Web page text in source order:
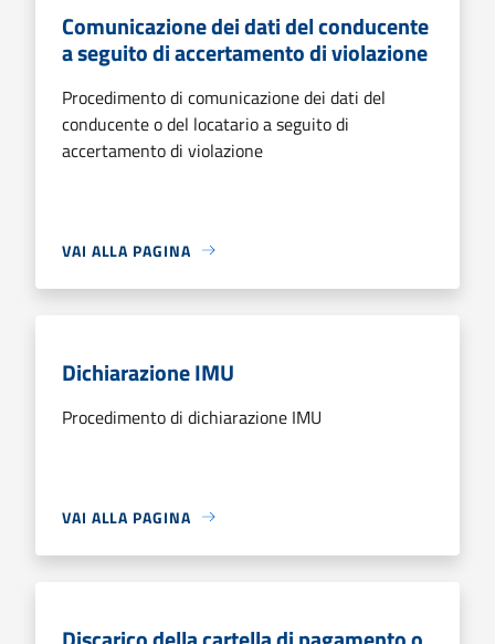
Comunicazione dei dati del conducente
a seguito di accertamento di violazione
Procedimento di comunicazione dei dati del
conducente o del locatario a seguito di
accertamento di violazione
VAI ALLA PAGINA
Dichiarazione IMU
Procedimento di dichiarazione IMU
VAI ALLA PAGINA